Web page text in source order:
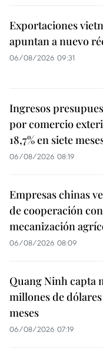
Exportaciones
apuntan a nuevo
06/08/2026 09:31
Ingresos
por comercio
18,7% en siete
06/08/2026 08:19
Empresas chinas
de cooperación
mecanización
06/08/2026 08:09
Quang Ninh capta
millones de
meses
06/08/2026 07:19